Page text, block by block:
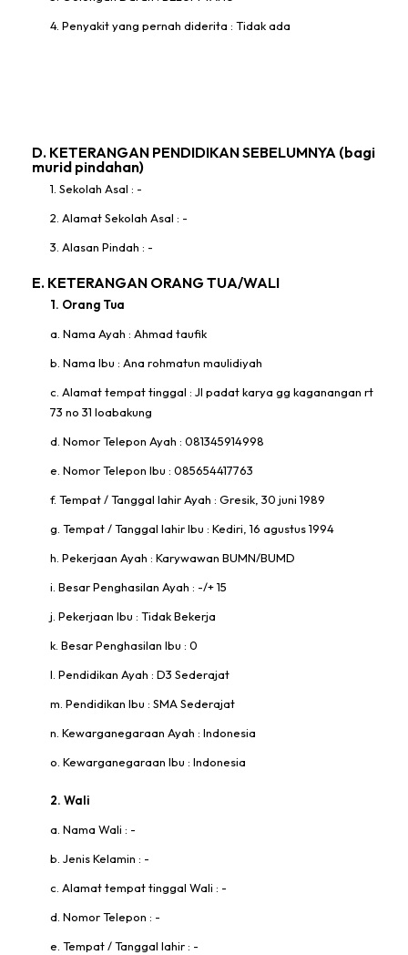
4. Penyakit yang pernah diderita : Tidak ada
D. KETERANGAN PENDIDIKAN SEBELUMNYA (bagi
murid pindahan)
1. Sekolah Asal : -
2. Alamat Sekolah Asal : -
3. Alasan Pindah : -
E. KETERANGAN ORANG TUA/WALI
1. Orang Tua
a. Nama Ayah : Ahmad taufik
b. Nama Ibu : Ana rohmatun maulidiyah
c. Alamat tempat tinggal : Jl padat karya gg kaganangan rt
73 no 31 loabakung
d. Nomor Telepon Ayah : 081345914998
e. Nomor Telepon Ibu : 085654417763
f. Tempat / Tanggal lahir Ayah : Gresik, 30 juni 1989
g. Tempat / Tanggal lahir Ibu : Kediri, 16 agustus 1994
h. Pekerjaan Ayah : Karywawan BUMN/BUMD
i. Besar Penghasilan Ayah : -/+ 15
j. Pekerjaan Ibu : Tidak Bekerja
k. Besar Penghasilan Ibu : 0
l. Pendidikan Ayah : D3 Sederajat
m. Pendidikan Ibu : SMA Sederajat
n. Kewarganegaraan Ayah : Indonesia
o. Kewarganegaraan Ibu : Indonesia
2. Wali
a. Nama Wali : -
b. Jenis Kelamin : -
c. Alamat tempat tinggal Wali : -
d. Nomor Telepon : -
e. Tempat / Tanggal lahir : -